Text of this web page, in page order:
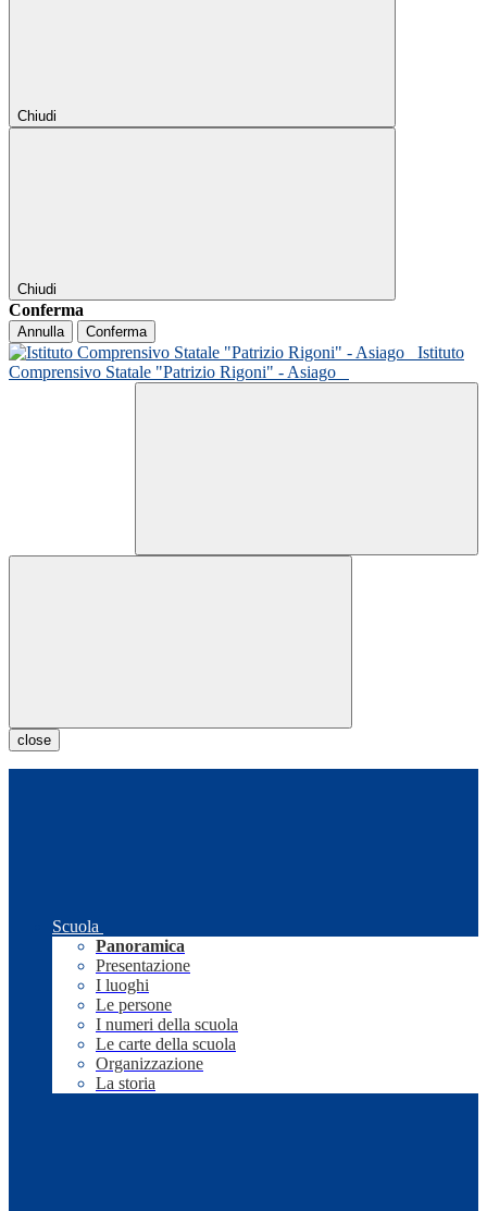
Chiudi
Chiudi
Conferma
Annulla Conferma
Istituto
Comprensivo Statale "Patrizio Rigoni" - Asiago
close
Scuola
Panoramica
Presentazione
I luoghi
Le persone
I numeri della scuola
Le carte della scuola
Organizzazione
La storia